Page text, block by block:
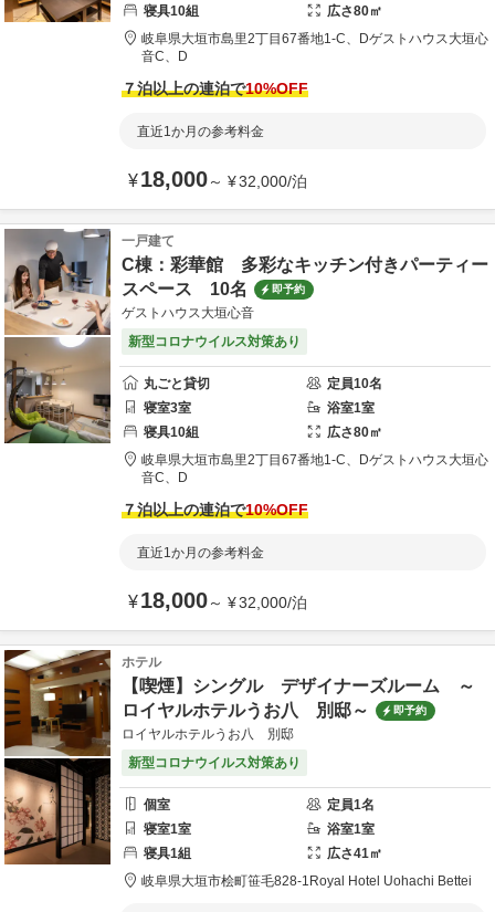
寝具10組 広さ80㎡
岐阜県大垣市島里2丁目67番地1-C、Dゲストハウス大垣心
音C、D
７泊以上の連泊で10%OFF
直近1か月の参考料金
¥18,000～ ¥32,000/泊
一戸建て
C棟：彩華館 多彩なキッチン付きパーティー
スペース 10名
即予約
ゲストハウス大垣心音
新型コロナウイルス対策あり
丸ごと貸切 定員10名
寝室3室 浴室1室
寝具10組 広さ80㎡
岐阜県大垣市島里2丁目67番地1-C、Dゲストハウス大垣心
音C、D
７泊以上の連泊で10%OFF
直近1か月の参考料金
¥18,000～ ¥32,000/泊
ホテル
【喫煙】シングル デザイナーズルーム ～
ロイヤルホテルうお八 別邸～
即予約
ロイヤルホテルうお八 別邸
新型コロナウイルス対策あり
個室 定員1名
寝室1室 浴室1室
寝具1組 広さ41㎡
岐阜県大垣市桧町笹毛828-1 Royal Hotel Uohachi Bettei